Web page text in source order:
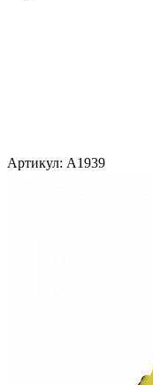
Артикул: A1939